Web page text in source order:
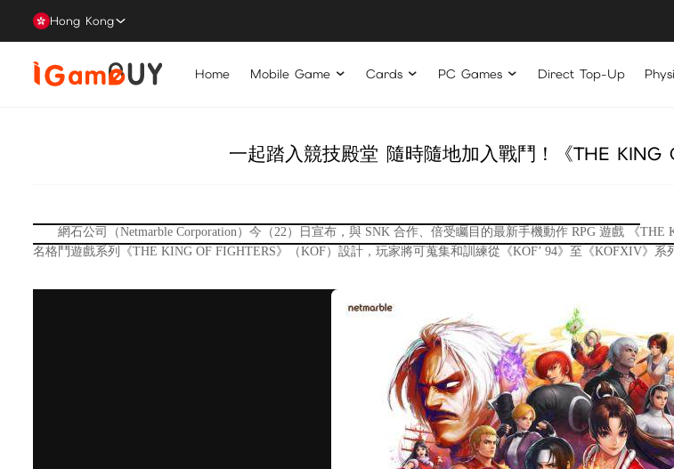
Hong Kong
Home Mobile Game Cards PC Games Direct Top-Up
一起踏入競技殿堂 隨時隨地加入戰鬥！《THE KING
網石公司（Netmarble Corporation）今（22）日宣布，與 SNK 合作、倍受矚目的最新手機動作 RPG 遊戲 《THE
名格鬥遊戲系列《THE KING OF FIGHTERS》（KOF）設計，玩家將可蒐集和訓練從《KOF’ 94》至《KOFXIV》